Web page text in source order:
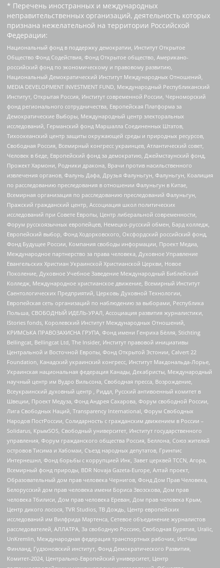
* Перечень иностранных и международных
неправительственных организаций, деятельность которых
признана нежелательной на территории Российской
Федерации:
Национальный фонд в поддержку демократии, Институт Открытое
Общество Фонд Содействия, Фонд Открытое общество, Американо-
российский фонд по экономическому и правовому развитию,
Национальный Демократический Институт Международных Отношений,
MEDIA DEVELOPMENT INVESTMENT FUND, Международный Республиканский
Институт, Открытая Россия, Институт современной России, Черноморский
фонд регионального сотрудничества, Европейская Платформа за
Демократические Выборы, Международный центр электоральных
исследований, Германский фонд Маршалла Соединенных Штатов,
Тихоокеанский центр защиты окружающей среды и природных ресурсов,
Свободная Россия, Всемирный конгресс украинцев, Атлантический совет,
Человек в беде, Европейский фонд за демократию, Джеймстаунский фонд,
Прожект Хармони, Родники дракона, Врачи против насильственного
извлечения органов, Фалунь Дафа, Друзья Фалуньгун, Фалуньгун, Коалиция
по расследованию преследования в отношении Фалуньгун в Китае,
Всемирная организация по расследованию преследований Фалуньгун,
Пражский гражданский центр, Ассоциация школ политических
исследований при Совете Европы, Центр либеральной современности,
Форум русскоязычных европейцев, Немецко-русский обмен, Бард колледж,
Европейский выбор, Фонд Ходорковского, Оксфордский российский фонд,
Фонд Будущее России, Компания свободы информации, Проект Медиа,
Международное партнерство за права человека, Духовное Управление
Евангельских Христиан Украинской Христианской Церкви, Новое
Поколение, Духовное Учебное Заведение Международный Библейский
Колледж, Международное христианское движение, Всемирный Институт
Саентологических Предприятий, Церковь Духовной Технологии,
Европейская сеть организаций по наблюдению за выборами, Республика
Польша, СВОБОДНЫЙ ИДЕЛЬ-УРАЛ, Ассоциация развития журналистики,
IStories fonds, Королевский Институт Международных Отношений,
КРИМСЬКА ПРАВОЗАХИСНА ГРУПА, Фонд имени Генриха Бёлля, Stichting
Bellingcat, Bellingcat Ltd, The Insider, Институт правовой инициативы
Центральной и Восточной Европы, Фонд Открытой Эстонии, Calvert 22
Foundation, Канадский украинский конгресс, Институт Макдональда-Лорье,
Украинская национальная федерация Канады, Декабристы, Международный
научный центр им Вудро Вильсона, Свободная пресса, Возрождение,
Всеукраинский духовный центр , Риддл, Русский антивоенный комитет в
Швеции, Проект Медуза, Фонд Андрея Сахарова, Форум свободной России,
Лига Свободных Наций, Transparеncy International, Форум Свободных
Народов ПостРоссии, Солидарность с гражданским движением в России –
Solidarus, КрымSOS, Свободный университет, Институт государственного
управления, Форум гражданского общества Россия, Беллона, Союз жителей
островов Тисима и Хабомаи, Съезд народных депутатов, Гринпис
Интернешнл, Фонд борьбы с коррупцией Инк, Завет церквей TCCN, Агора,
Всемирный фонд природы, BDR Novaja Gazeta-Europe, Алтай проект,
Образовательный дом прав человека Чернигов, Фонд Дом Прав Человека,
Белорусский дом прав человека имени Бориса Звозскова, Дом прав
человека Тбилиси, Дом прав человека Ереван, Дом прав человека Крым,
Центр дикого лосося, TVR Studios, ТВ Дождь, Центр европейских
исследований им Вилфрида Мартенса, Сетевое объединение журналистов
расследователей, АЛЛАТРА, За свободную Россию, Свободная Бурятия, Uralic,
UnKremlin, Международная федерация транспортных рабочих, ИстЧам
Финланд, Гудзоновский институт, Фонд Демократического Развития,
Комитет-2024, Центрально-Европейский университет, Центр